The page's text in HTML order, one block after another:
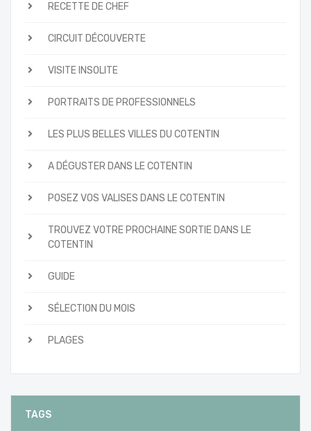
RECETTE DE CHEF
CIRCUIT DÉCOUVERTE
VISITE INSOLITE
PORTRAITS DE PROFESSIONNELS
LES PLUS BELLES VILLES DU COTENTIN
A DÉGUSTER DANS LE COTENTIN
POSEZ VOS VALISES DANS LE COTENTIN
TROUVEZ VOTRE PROCHAINE SORTIE DANS LE
COTENTIN
GUIDE
SÉLECTION DU MOIS
PLAGES
TAGS